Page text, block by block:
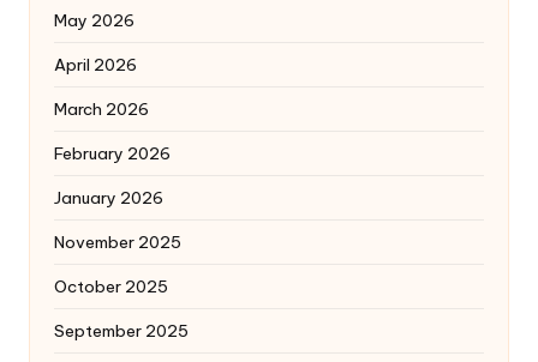
May 2026
April 2026
March 2026
February 2026
January 2026
November 2025
October 2025
September 2025